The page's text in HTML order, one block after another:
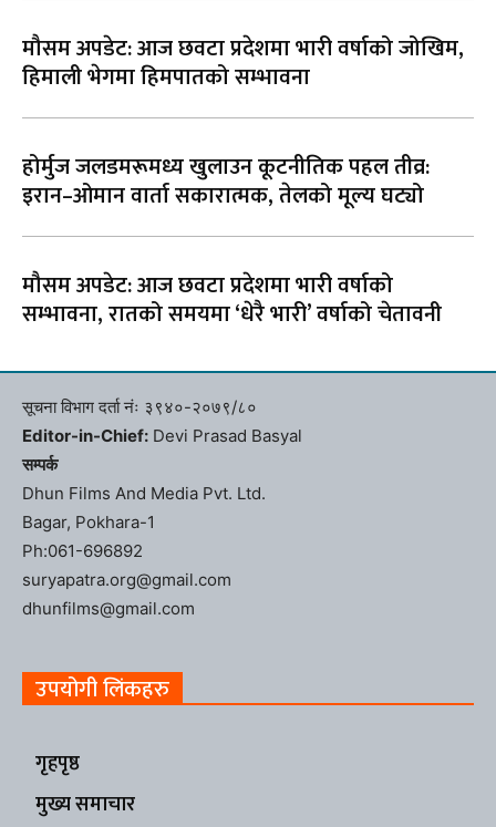
मौसम अपडेट: आज छवटा प्रदेशमा भारी वर्षाको जोखिम,
हिमाली भेगमा हिमपातको सम्भावना
होर्मुज जलडमरूमध्य खुलाउन कूटनीतिक पहल तीव्र:
इरान–ओमान वार्ता सकारात्मक, तेलको मूल्य घट्यो
मौसम अपडेट: आज छवटा प्रदेशमा भारी वर्षाको
सम्भावना, रातको समयमा ‘धेरै भारी’ वर्षाको चेतावनी
सूचना विभाग दर्ता नंः ३९४०-२०७९/८०
Editor-in-Chief: Devi Prasad Basyal
सम्पर्क
Dhun Films And Media Pvt. Ltd.
Bagar, Pokhara-1
Ph:061-696892
suryapatra.org@gmail.com
dhunfilms@gmail.com
उपयोगी लिंकहरु
गृहपृष्ठ
मुख्य समाचार